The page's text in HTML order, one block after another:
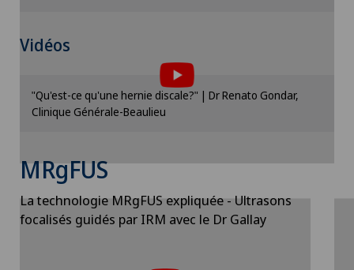
Vidéos
Pour pouvoir afficher ce contenu, vous devez
Veuillez activer l’option correspondante dans les
paramètres des cookies.
"Qu'est-ce qu'une hernie discale?" | Dr Renato Gondar,
Clinique Générale-Beaulieu
MRgFUS
La technologie MRgFUS expliquée - Ultrasons
focalisés guidés par IRM avec le Dr Gallay